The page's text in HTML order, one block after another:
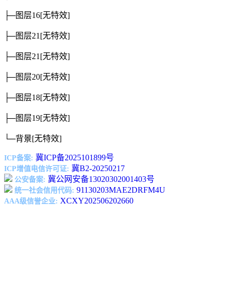
├─图层16[无特效]
├─图层21[无特效]
├─图层21[无特效]
├─图层20[无特效]
├─图层18[无特效]
├─图层19[无特效]
└─背景[无特效]
ICP备案: 冀ICP备2025101899号
ICP增值电信许可证: 冀B2-20250217
公安备案: 冀公网安备13020302001403号
统一社会信用代码: 91130203MAE2DRFM4U
AAA级信誉企业: XCXY202506202660